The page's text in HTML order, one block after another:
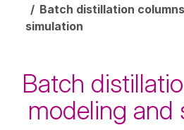
/ Batch distillation
simulation
Batch
modeling and